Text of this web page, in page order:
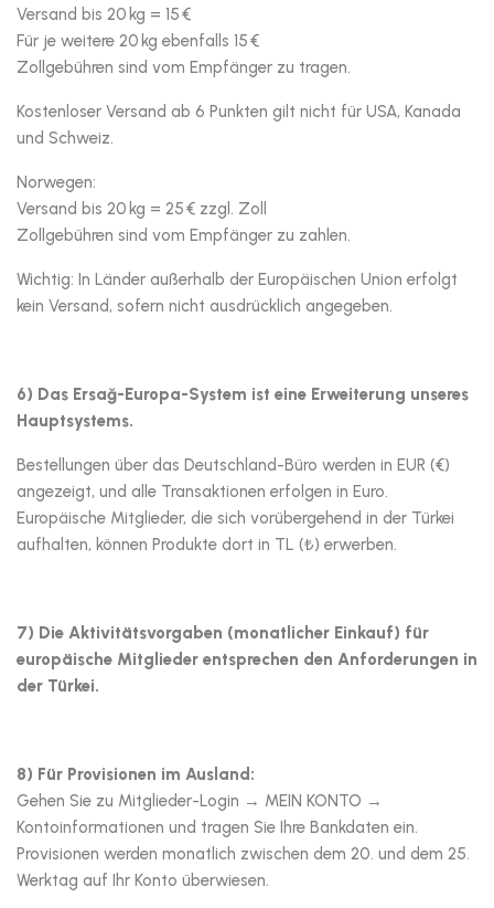
Versand bis 20 kg = 15 €
Für je weitere 20 kg ebenfalls 15 €
Zollgebühren sind vom Empfänger zu tragen.
Kostenloser Versand ab 6 Punkten gilt nicht für USA, Kanada
und Schweiz.
Norwegen:
Versand bis 20 kg = 25 € zzgl. Zoll
Zollgebühren sind vom Empfänger zu zahlen.
Wichtig: In Länder außerhalb der Europäischen Union erfolgt
kein Versand, sofern nicht ausdrücklich angegeben.
6) Das Ersağ-Europa-System ist eine Erweiterung unseres
Hauptsystems.
Bestellungen über das Deutschland-Büro werden in EUR (€)
angezeigt, und alle Transaktionen erfolgen in Euro.
Europäische Mitglieder, die sich vorübergehend in der Türkei
aufhalten, können Produkte dort in TL (₺) erwerben.
7) Die Aktivitätsvorgaben (monatlicher Einkauf) für
europäische Mitglieder entsprechen den Anforderungen in
der Türkei.
8) Für Provisionen im Ausland:
Gehen Sie zu Mitglieder-Login → MEIN KONTO →
Kontoinformationen und tragen Sie Ihre Bankdaten ein.
Provisionen werden monatlich zwischen dem 20. und dem 25.
Werktag auf Ihr Konto überwiesen.